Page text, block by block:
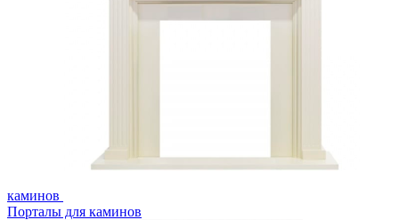
каминов
Порталы для каминов